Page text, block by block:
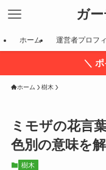
ガ
ホーム 運営者プロフ
＼
ホーム 樹木
ミモザの花言
色別の意味を
樹木